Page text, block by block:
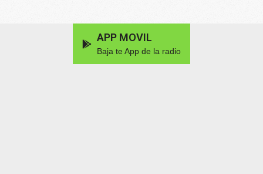
APP MOVIL
Baja te App de la radio